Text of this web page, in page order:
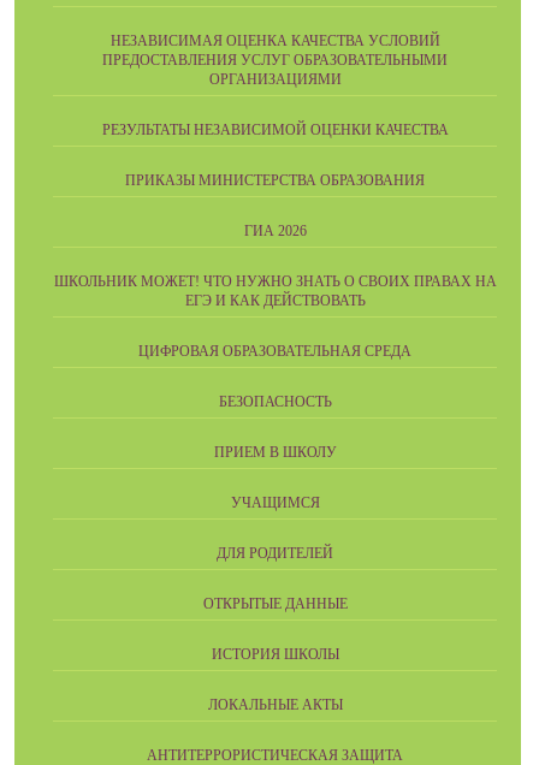
НЕЗАВИСИМАЯ ОЦЕНКА КАЧЕСТВА УСЛОВИЙ
ПРЕДОСТАВЛЕНИЯ УСЛУГ ОБРАЗОВАТЕЛЬНЫМИ
ОРГАНИЗАЦИЯМИ
РЕЗУЛЬТАТЫ НЕЗАВИСИМОЙ ОЦЕНКИ КАЧЕСТВА
ПРИКАЗЫ МИНИСТЕРСТВА ОБРАЗОВАНИЯ
ГИА 2026
ШКОЛЬНИК МОЖЕТ! ЧТО НУЖНО ЗНАТЬ О СВОИХ ПРАВАХ НА
ЕГЭ И КАК ДЕЙСТВОВАТЬ
ЦИФРОВАЯ ОБРАЗОВАТЕЛЬНАЯ СРЕДА
БЕЗОПАСНОСТЬ
ПРИЕМ В ШКОЛУ
УЧАЩИМСЯ
ДЛЯ РОДИТЕЛЕЙ
ОТКРЫТЫЕ ДАННЫЕ
ИСТОРИЯ ШКОЛЫ
ЛОКАЛЬНЫЕ АКТЫ
АНТИТЕРРОРИСТИЧЕСКАЯ ЗАЩИТА